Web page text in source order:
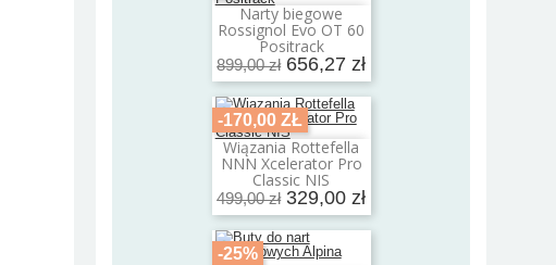
Narty biegowe
Rossignol Evo OT 60
Positrack
899,00 zł 656,27 zł
Dodaj do koszyka
-170,00 ZŁ
Wiązania Rottefella
NNN Xcelerator Pro
Classic NIS
499,00 zł 329,00 zł
Dodaj do koszyka
-25%